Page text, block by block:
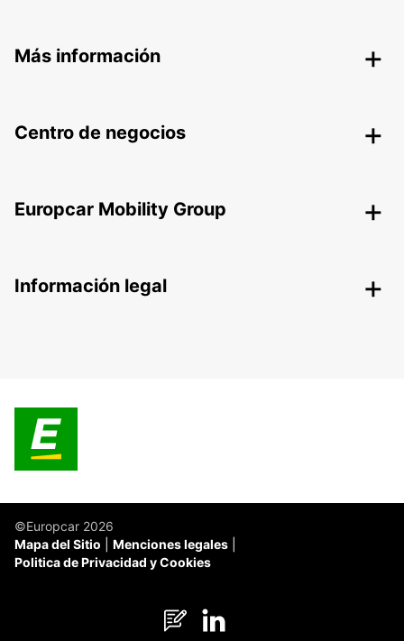
Más información
Centro de negocios
Europcar Mobility Group
Información legal
©Europcar 2026
Mapa del Sitio
Menciones legales
Politica de Privacidad y Cookies